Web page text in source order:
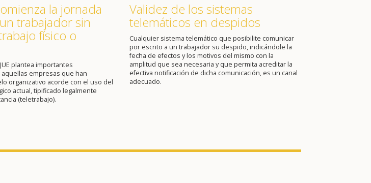
la jornada
trabajador sin
físico o
plantea importantes
empresas que han
organizativo acorde con el uso del
actual, tipificado legalmente
(teletrabajo).
Validez de los sistemas
telemáticos en despidos
Cualquier sistema telemático que posibilite comunicar
por escrito a un trabajador su despido, indicándole la
fecha de efectos y los motivos del mismo con la
amplitud que sea necesaria y que permita acreditar la
efectiva notificación de dicha comunicación, es un canal
adecuado.